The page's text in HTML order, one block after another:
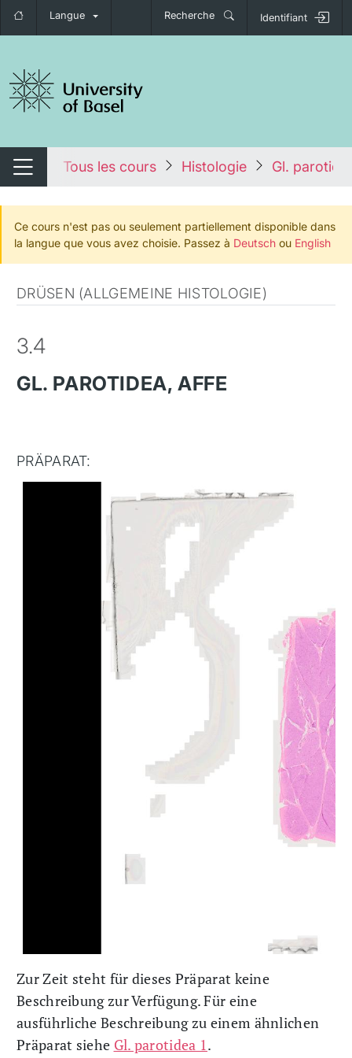
Langue Recherche Identifiant
de navigation
Changer de navigation
tales Tous les cours Histologie Gl.
Ce cours n'est pas ou seulement partiellement disponible dans
la langue que vous avez choisie. Passez à Deutsch ou English
DRÜSEN (ALLGEMEINE HISTOLOGIE)
3.4
GL. PAROTIDEA, AFFE
PRÄPARAT:
Zur Zeit steht für dieses Präparat keine
Beschreibung zur Verfügung. Für eine
ausführliche Beschreibung zu einem ähnlichen
Präparat siehe Gl. parotidea 1 .